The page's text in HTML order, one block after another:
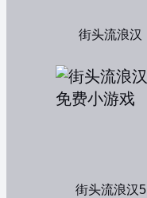
街头流浪汉
街头流浪汉5